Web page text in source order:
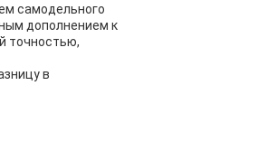
самодельного
дополнением к
точностью,
в